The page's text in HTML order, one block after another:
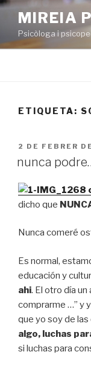
Vés
contingut
MIREIA
Psicòloga i
ETIQUETA:
PUBLICAT
2 DE FEBRER
nunca
dicho que
Nunca comeré
Es normal,
educación y
ahi. El otro día
comprarme …” y
que yo soy de
algo, luchas
si luchas para